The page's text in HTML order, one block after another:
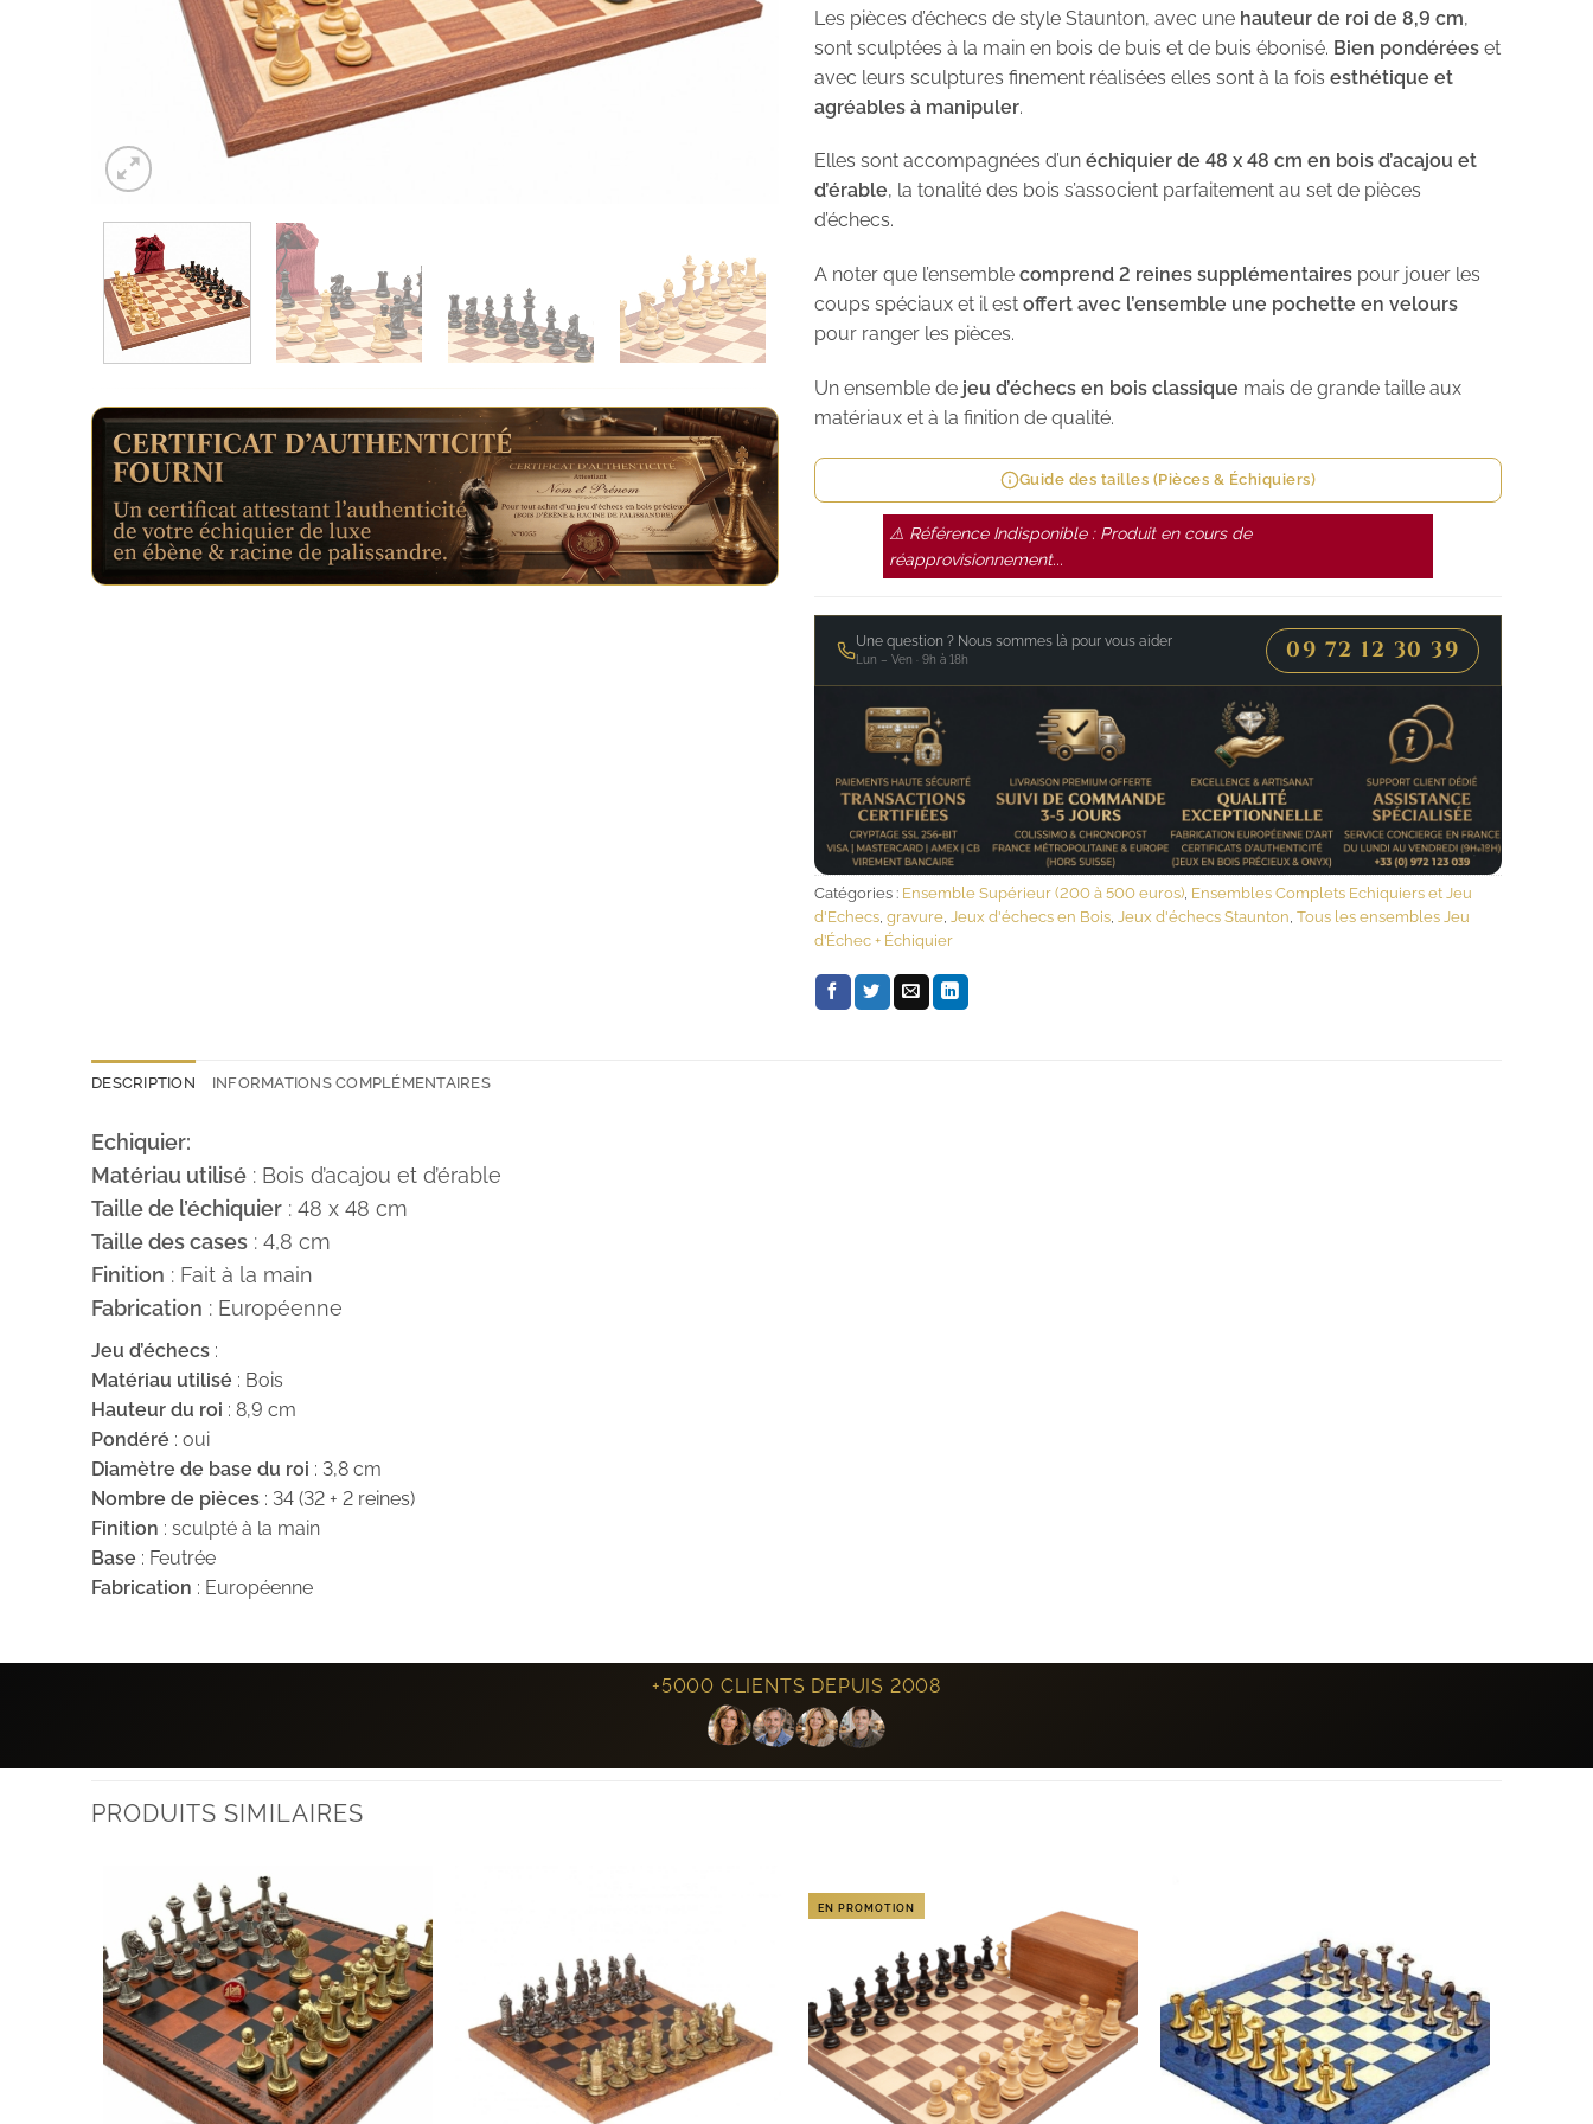
Les pièces d’échecs de style Staunton, avec une hauteur de roi de 8,9 cm,
sont sculptées à la main en bois de buis et de buis ébonisé. Bien pondérées et
avec leurs sculptures finement réalisées elles sont à la fois esthétique et
agréables à manipuler.
Elles sont accompagnées d’un échiquier de 48 x 48 cm en bois d’acajou et
d’érable, la tonalité des bois s’associent parfaitement au set de pièces
d’échecs.
A noter que l’ensemble comprend 2 reines supplémentaires pour jouer les
coups spéciaux et il est offert avec l’ensemble une pochette en velours
pour ranger les pièces.
Un ensemble de jeu d’échecs en bois classique mais de grande taille aux
matériaux et à la finition de qualité.
Guide des tailles (Pièces & Échiquiers)
⚠ Référence Indisponible : Produit en cours de
réapprovisionnement...
Une question ? Nous sommes là pour vous aider
Lun – Ven · 9h à 18h 09 72 12 30 39
Catégories : Ensemble Supérieur (200 à 500 euros), Ensembles Complets Echiquiers et Jeu
d'Echecs, gravure, Jeux d'échecs en Bois, Jeux d'échecs Staunton, Tous les ensembles Jeu
d’Échec + Échiquier
DESCRIPTION INFORMATIONS COMPLÉMENTAIRES
Echiquier:
Matériau utilisé : Bois d’acajou et d’érable
Taille de l’échiquier : 48 x 48 cm
Taille des cases : 4,8 cm
Finition : Fait à la main
Fabrication : Européenne
Jeu d’échecs :
Matériau utilisé : Bois
Hauteur du roi : 8,9 cm
Pondéré : oui
Diamètre de base du roi : 3,8 cm
Nombre de pièces : 34 (32 + 2 reines)
Finition : sculpté à la main
Base : Feutrée
Fabrication : Européenne
+5000 CLIENTS DEPUIS 2008
PRODUITS SIMILAIRES
EN PROMOTION